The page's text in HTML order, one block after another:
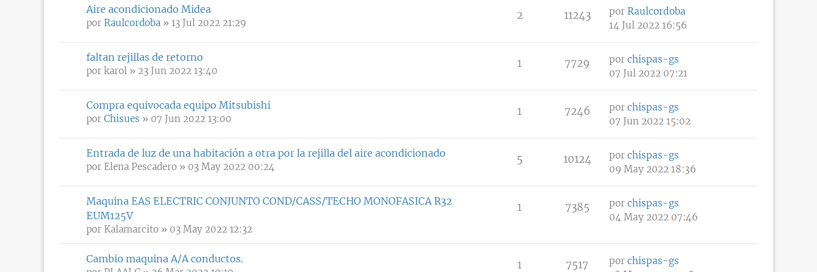
Aire acondicionado Midea
por Raulcordoba » 13 Jul 2022 21:29
2 11243 por Raulcordoba
14 Jul 2022 16:56
faltan rejillas de retorno
por karol » 23 Jun 2022 13:40
1 7729 por chispas-gs
07 Jul 2022 07:21
Compra equivocada equipo Mitsubishi
por Chisues » 07 Jun 2022 13:00
1 7246 por chispas-gs
07 Jun 2022 15:02
Entrada de luz de una habitación a otra por la rejilla del aire acondicionado
por Elena Pescadero » 03 May 2022 00:24
5 10124 por chispas-gs
09 May 2022 18:36
Maquina EAS ELECTRIC CONJUNTO COND/CASS/TECHO MONOFASICA R32
EUM125V
por Kalamarcito » 03 May 2022 12:32
1 7385 por chispas-gs
04 May 2022 07:46
Cambio maquina A/A conductos. 1 7517 por chispas-gs